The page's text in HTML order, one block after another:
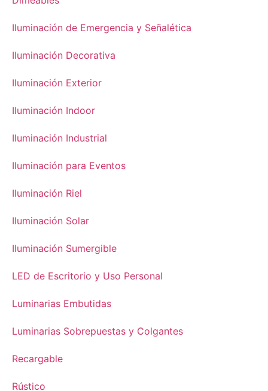
Iluminación de Emergencia y Señalética
Iluminación Decorativa
Iluminación Exterior
Iluminación Indoor
Iluminación Industrial
Iluminación para Eventos
Iluminación Riel
Iluminación Solar
Iluminación Sumergible
LED de Escritorio y Uso Personal
Luminarias Embutidas
Luminarias Sobrepuestas y Colgantes
Recargable
Rústico